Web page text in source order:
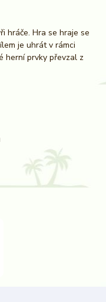
hráče. Hra se hraje se
je uhrát v rámci
herní prvky převzal z